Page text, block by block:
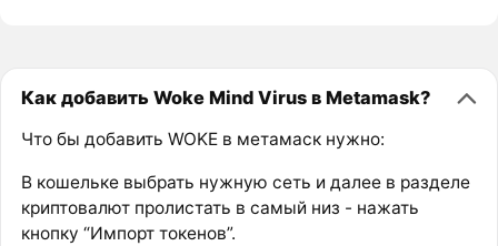
Как добавить Woke Mind Virus в Metamask?
Что бы добавить WOKE в метамаск нужно:
В кошельке выбрать нужную сеть и далее в разделе
криптовалют пролистать в самый низ - нажать
кнопку “Импорт токенов”.